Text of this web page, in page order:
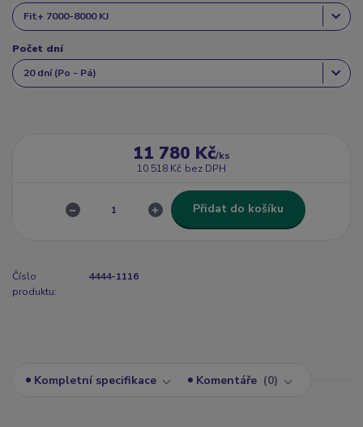
Počet dní
11 780 Kč/ks
10 518 Kč bez DPH
Přidat do košíku
Číslo
produktu:
4444-1116
Kompletní specifikace Komentáře 0